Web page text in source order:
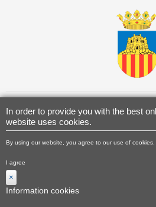
In order to provide you with the best
website uses cookies.
By using our website, you agree to our use of cookies.
I agree
×
Information cookies